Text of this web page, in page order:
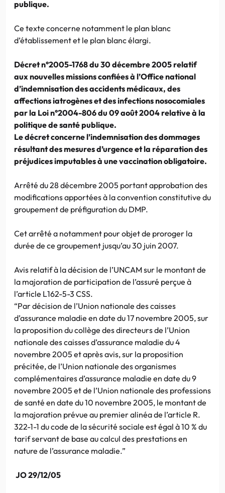
publique.
Ce texte concerne notamment le plan blanc
d’établissement et le plan blanc élargi.
Décret n°2005-1768 du 30 décembre 2005 relatif
aux nouvelles missions confiées à l’Office national
d’indemnisation des accidents médicaux, des
affections iatrogènes et des infections nosocomiales
par la Loi n°2004-806 du 09 août 2004 relative à la
politique de santé publique.
Le décret concerne l’indemnisation des dommages
résultant des mesures d’urgence et la réparation des
préjudices imputables à une vaccination obligatoire.
Arrêté du 28 décembre 2005 portant approbation des
modifications apportées à la convention constitutive du
groupement de préfiguration du DMP.
Cet arrêté a notamment pour objet de proroger la
durée de ce groupement jusqu’au 30 juin 2007.
Avis relatif à la décision de l’UNCAM sur le montant de
la majoration de participation de l’assuré perçue à
l’article L162-5-3 CSS.
“Par décision de l’Union nationale des caisses
d’assurance maladie en date du 17 novembre 2005, sur
la proposition du collège des directeurs de l’Union
nationale des caisses d’assurance maladie du 4
novembre 2005 et après avis, sur la proposition
précitée, de l’Union nationale des organismes
complémentaires d’assurance maladie en date du 9
novembre 2005 et de l’Union nationale des professions
de santé en date du 10 novembre 2005, le montant de
la majoration prévue au premier alinéa de l’article R.
322-1-1 du code de la sécurité sociale est égal à 10 % du
tarif servant de base au calcul des prestations en
nature de l’assurance maladie.”
JO 29/12/05